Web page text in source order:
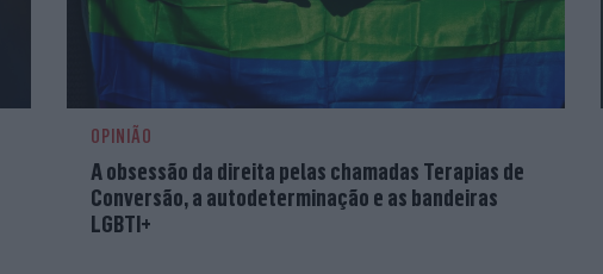
OPINIÃO
A obsessão da direita pelas chamadas Terapias de
Conversão, a autodeterminação e as bandeiras
LGBTI+